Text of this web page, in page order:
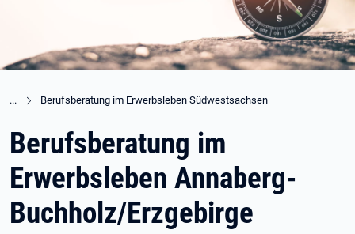
Berufsberatung im Erwerbsleben Südwestsachsen
Berufsberatung im
Erwerbsleben Annaberg-
Buchholz/Erzgebirge